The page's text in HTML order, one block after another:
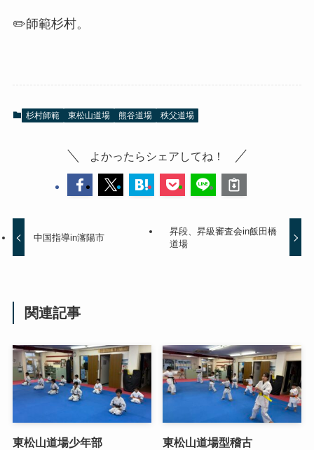
✏️師範杉村。
杉村師範 東松山道場 熊谷道場 秩父道場
よかったらシェアしてね！
中国指導in瀋陽市
昇段、昇級審査会in飯田橋
道場
関連記事
東松山道場少年部 東松山道場型稽古